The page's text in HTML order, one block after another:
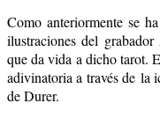
Como anteriormente se
ilustraciones del
que da vida a dicho tarot.
adivinatoria a través de la
de Durer.